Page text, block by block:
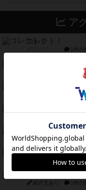
ア
コレクト！
1件の
2件
ガルフストライク
1件
紹介文あり 1件の
ファースト・イ
紹介文あり 3件の
紹介文あり 1件の